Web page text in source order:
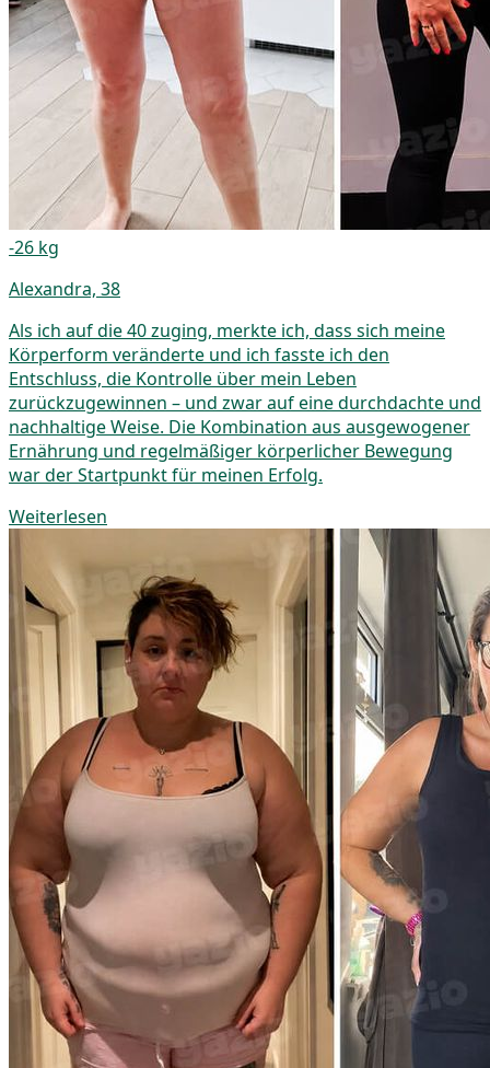
-26 kg
Alexandra, 38
Als ich auf die 40 zuging, merkte ich, dass sich meine
Körperform veränderte und ich fasste ich den
Entschluss, die Kontrolle über mein Leben
zurückzugewinnen – und zwar auf eine durchdachte und
nachhaltige Weise. Die Kombination aus ausgewogener
Ernährung und regelmäßiger körperlicher Bewegung
war der Startpunkt für meinen Erfolg.
Weiterlesen